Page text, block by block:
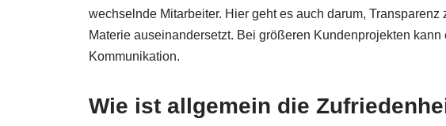
wechselnde Mitarbeiter. Hier geht es auch darum,
Materie auseinandersetzt. Bei größeren Kundenprojekten
Kommunikation.
Wie ist allgemein die